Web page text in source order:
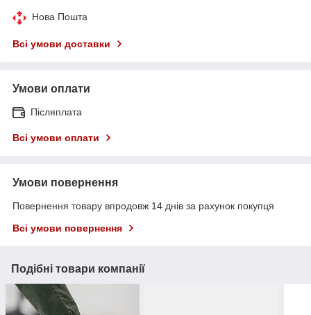
Нова Пошта
Всі умови доставки
Умови оплати
Післяплата
Всі умови оплати
Умови повернення
Повернення товару впродовж 14 днів за рахунок покупця
Всі умови повернення
Подібні товари компанії